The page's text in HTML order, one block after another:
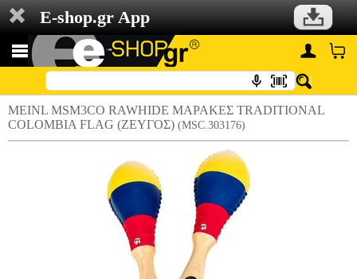
E-shop.gr App
MEINL MSM3CO RAWHIDE ΜΑΡΑΚΕΣ TRADITIONAL
COLOMBIA FLAG (ΖΕΥΓΟΣ) (MSC.303176)